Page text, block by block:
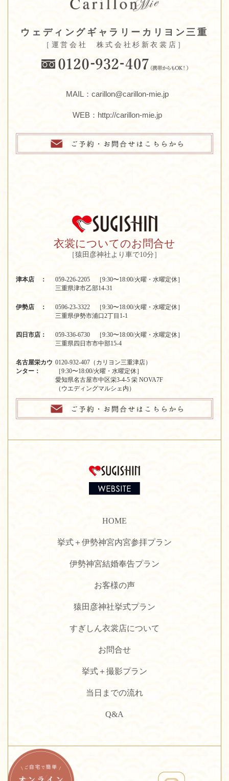
ウェディングギャラリーカリヨン三重
［運営会社 株式会社杉新衣裳店］
MAIL：carillon@carillon-mie.jp
WEB： http://carillon-mie.jp
衣裳についてのお問合せ
［猿田彦神社より車で10分］
津本店 ：
059-226-2205 ［9:30〜18:00/火曜・水曜定休］
三重県津市乙部14-31
伊勢店 ：
0596-23-3322 ［9:30〜18:00/火曜・水曜定休］
三重県伊勢市浦口2丁目1-1
四日市店：
059-336-6730 ［9:30〜18:00/火曜・水曜定休］
三重県四日市市中部15-4
名古屋栄カウ
ンター：
0120-932-407（カリヨン三重津店）
［9:30〜18:00/火曜・水曜定休］
愛知県名古屋市中区栄3-4-5 栄 NOVA7F
（ウエディングマルシェ内）
HOME
挙式＋伊勢神宮内宮参拝プラン
伊勢神宮結婚奉告プラン
お客様の声
猿田彦神社挙式プラン
すぎしん衣裳店について
お問合せ
挙式＋撮影プラン
当日までの流れ
Q&A